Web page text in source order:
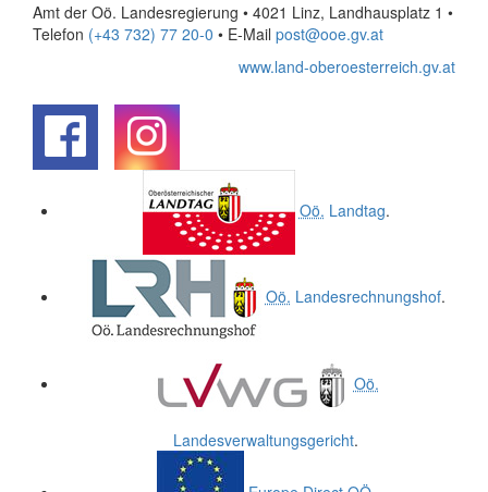
Amt der Oö. Landesregierung • 4021 Linz, Landhausplatz 1 •
Telefon (+43 732) 77 20-0 • E-Mail post@ooe.gv.at
www.land-oberoesterreich.gv.at
Oö. Landtag.
Oö. Landesrechnungshof.
Oö.
Landesverwaltungsgericht.